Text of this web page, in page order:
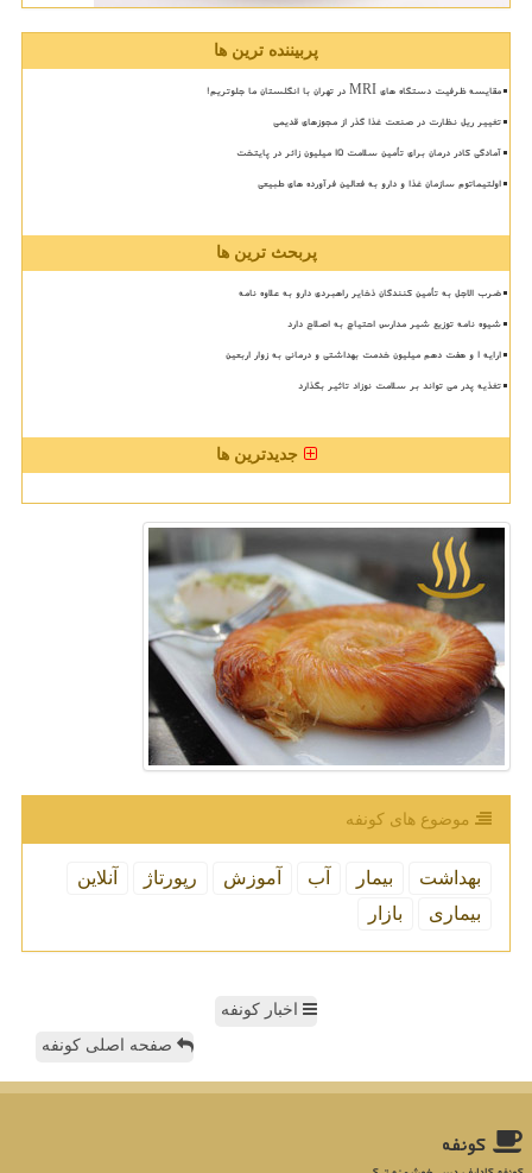
پربیننده ترین ها
مقایسه ظرفیت دستگاه های MRI در تهران با انگلستان ما جلوتریم!
تغییر ریل نظارت در صنعت غذا گذر از مجوزهای قدیمی
آمادگی کادر درمان برای تأمین سلامت 15 میلیون زائر در پایتخت
اولتیماتوم سازمان غذا و دارو به فعالین فرآورده های طبیعی
پربحث ترین ها
ضرب الاجل به تأمین کنندگان ذخایر راهبردی دارو به علاوه نامه
شیوه نامه توزیع شیر مدارس احتیاج به اصلاح دارد
ارایه ۱ و هفت دهم میلیون خدمت بهداشتی و درمانی به زوار اربعین
تغذیه پدر می تواند بر سلامت نوزاد تاثیر بگذارد
جدیدترین ها
موضوع های كونفه
بهداشت بیمار آب آموزش رپورتاژ
آنلاین
بیماری
بازار
اخبار کونفه
صفحه اصلی کونفه
كونفه